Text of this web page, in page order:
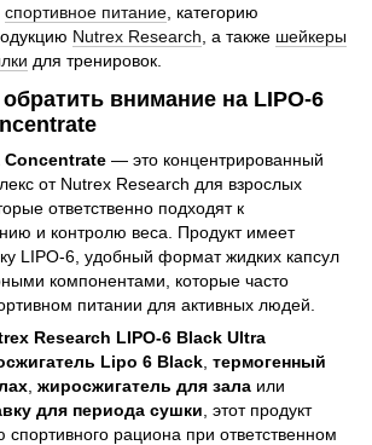
спортивное питание, категорию
Nutrex Research, а также шейкеры
для тренировок.
внимание на LIPO-6
Concentrate — это концентрированный
от Nutrex Research для взрослых
ответственно подходят к
и контролю веса. Продукт имеет
LIPO-6, удобный формат жидких капсул
компонентами, которые часто
питании для активных людей.
Research LIPO-6 Black Ultra
Lipo 6 Black термогенный
жиросжигатель для зала или
для периода сушки , этот продукт
спортивного рациона при ответственном